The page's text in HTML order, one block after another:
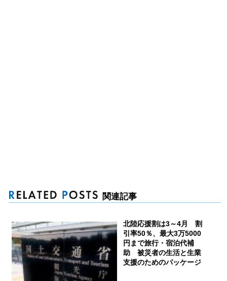
関連記事
北陸応援割は3～4月 割
引率50％、最大3万5000
円まで旅行・宿泊代補
助 被災者の生活と生業
支援のためのパッケージ